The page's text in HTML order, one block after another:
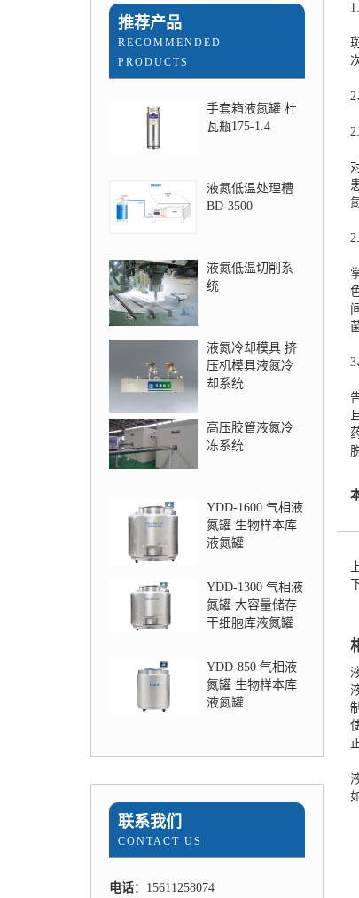
推荐产品
RECOMMENDED
PRODUCTS
手套箱液氮罐 杜
瓦瓶175-1.4
液氮低温处理槽
BD-3500
液氮低温切削系
统
液氮冷却模具 挤
压机模具液氮冷
却系统
高压胶管液氮冷
冻系统
YDD-1600 气相液
氮罐 生物样本库
液氮罐
YDD-1300 气相液
氮罐 大容量储存
干细胞库液氮罐
YDD-850 气相液
氮罐 生物样本库
液氮罐
联系我们
CONTACT US
电话：15611258074
2
3